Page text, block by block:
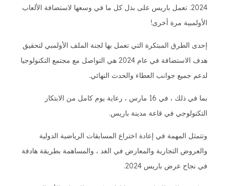
2024. تعمل باريس على بذل كل ما في وسعها لاستضافة الألعاب
الأولمبية مرة أخرى!
إحدى الطرق المبتكرة التي تعمل بها لجنة الملف الأولمبي لتحقيق
هدف الاستضافة في عام 2024 هي التواصل مع مجتمع التكنولوجيا
لدعم جميع جوانب العطاء والحدث النهائي.
بما في ذلك ، في 16 مارس ، رعاية يوم كامل من الابتكار
التكنولوجي في قاعة مدينة باريس.
وتتمثل المهمة في إعادة اختراع المسابقات الرياضية الدولية
والعروض التجارية والمعارض في الغد ، والمساهمة بطريقة هادفة
في نجاح عرض باريس 2024.